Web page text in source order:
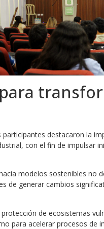
destacaron la
con el fin de impulsar
modelos sostenibles no
de generar cambios
de ecosistemas
para acelerar procesos de